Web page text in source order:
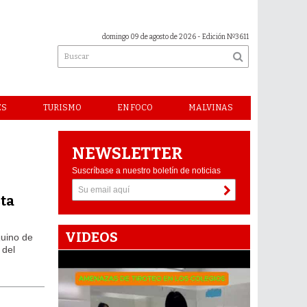
domingo 09 de agosto de 2026 - Edición Nº3611
TURISMO EN FOCO MALVINAS
de
del
NEWSLETTER
Suscríbase a nuestro boletín de noticias
VIDEOS